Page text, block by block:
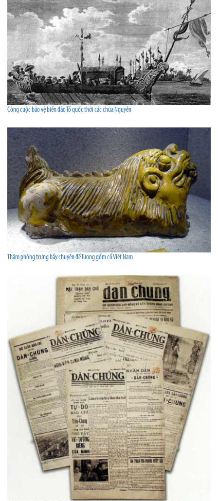
Công cuộc bảo vệ biển đảo Tổ quốc thời các chúa Nguyễn
Thăm phòng trưng bầy chuyên đề Tượng gốm cổ Việt Nam